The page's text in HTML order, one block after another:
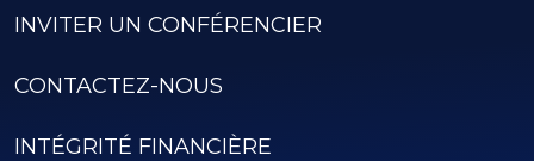
INVITER UN CONFÉRENCIER
CONTACTEZ-NOUS
INTÉGRITÉ FINANCIÈRE